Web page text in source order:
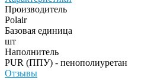
Производитель
Polair
Базовая единица
шт
Наполнитель
PUR (ППУ) - пенополиуретан
Отзывы